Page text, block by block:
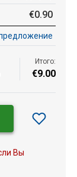
€0.90
Итого:
€9.00
Вы